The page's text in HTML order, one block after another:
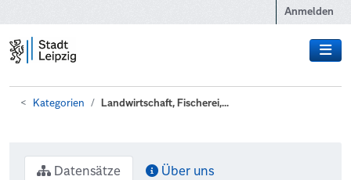
Anmelden
Kategorien Landwirtschaft, Fischerei,...
Datensätze Über uns